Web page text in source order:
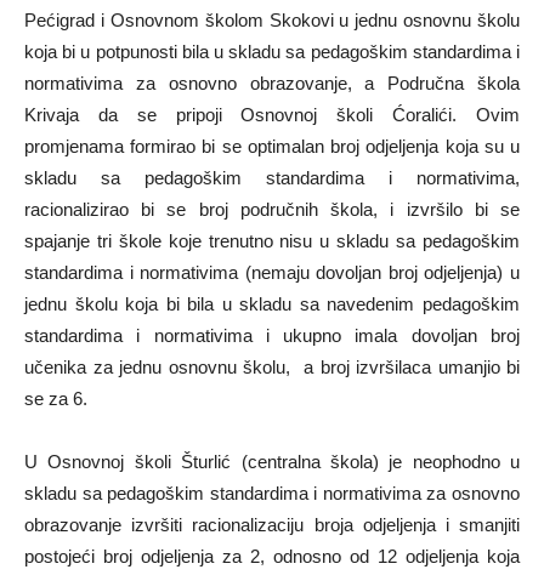
Pećigrad i Osnovnom školom Skokovi u jednu osnovnu školu
koja bi u potpunosti bila u skladu sa pedagoškim standardima i
normativima za osnovno obrazovanje, a Područna škola
Krivaja da se pripoji Osnovnoj školi Ćoralići. Ovim
promjenama formirao bi se optimalan broj odjeljenja koja su u
skladu sa pedagoškim standardima i normativima,
racionalizirao bi se broj područnih škola, i izvršilo bi se
spajanje tri škole koje trenutno nisu u skladu sa pedagoškim
standardima i normativima (nemaju dovoljan broj odjeljenja) u
jednu školu koja bi bila u skladu sa navedenim pedagoškim
standardima i normativima i ukupno imala dovoljan broj
učenika za jednu osnovnu školu, a broj izvršilaca umanjio bi
se za 6.
U Osnovnoj školi Šturlić (centralna škola) je neophodno u
skladu sa pedagoškim standardima i normativima za osnovno
obrazovanje izvršiti racionalizaciju broja odjeljenja i smanjiti
postojeći broj odjeljenja za 2, odnosno od 12 odjeljenja koja